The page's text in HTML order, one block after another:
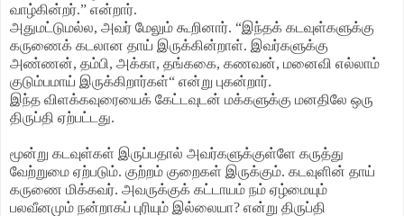
வாழ்கின்றர்.” என்றார்.
அதுமட்டுமல்ல, அவர் மேலும் கூறினார். “இந்தக் கடவுள்களுக்கு
கருணைக் கடலான தாய் இருக்கின்றாள். இவர்களுக்கு
அண்ணன், தம்பி, அக்கா, தங்ககை, கணவன், மனைவி எல்லாம்
குடும்பமாய் இருக்கிறார்கள்“ என்று புகன்றார்.
இந்த விளக்கவுரையைக் கேட்டவுடன் மக்களுக்கு மனதிலே ஒரு
திருப்தி ஏற்பட்டது.
மூன்று கடவுள்கள் இருப்பதால் அவர்களுக்குள்ளே கருத்து
வேற்றுமை ஏற்படும். குற்றம் குறைகள் இருக்கும். கடவுளின் தாய்
கருணை மிக்கவர். அவருக்குக் கட்டாயம் நம் ஏழ்மையும்
பலவீனமும் நன்றாகப் புரியும் இல்லையா? என்று திருப்தி